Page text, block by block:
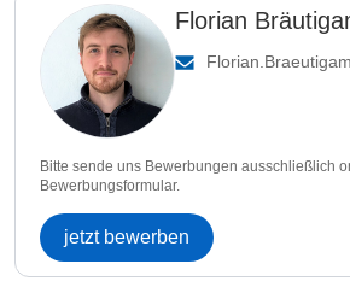
Florian
Bitte sende uns Bewerbungen ausschließlich
Bewerbungsformular.
jetzt bewerben